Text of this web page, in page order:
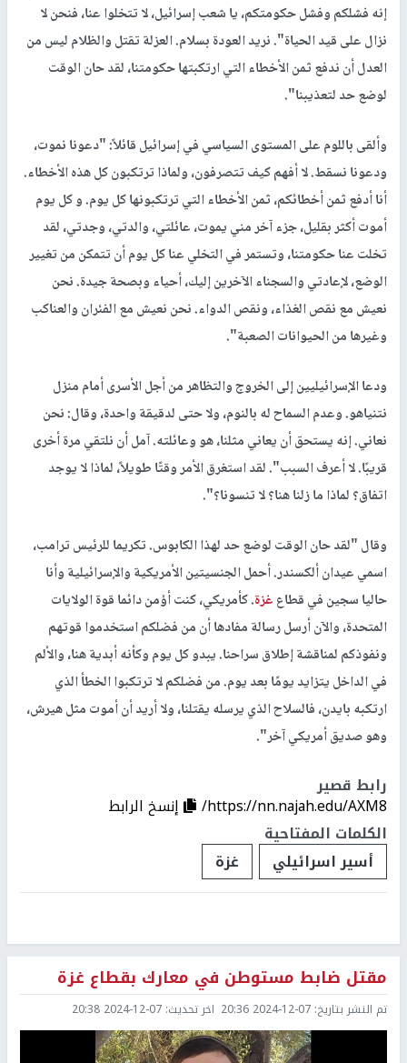
إنه فشلكم وفشل حكومتكم، يا شعب إسرائيل، لا تتخلوا عنا، فنحن لا
نزال على قيد الحياة". نريد العودة بسلام. العزلة تقتل والظلام ليس من
العدل أن ندفع ثمن الأخطاء التي ارتكبتها حكومتنا، لقد حان الوقت
لوضع حد لتعذيبنا".
وألقى باللوم على المستوى السياسي في إسرائيل قائلاً: "دعونا نموت،
ودعونا نسقط. لا أفهم كيف تتصرفون، ولماذا ترتكبون كل هذه الأخطاء.
أنا أدفع ثمن أخطائكم، ثمن الأخطاء التي ترتكبونها كل يوم. و كل يوم
أموت أكثر بقليل، جزء آخر مني يموت، عائلتي، والدتي، وجدتي، لقد
تخلت عنا حكومتنا، وتستمر في التخلي عنا كل يوم أن تتمكن من تغيير
الوضع، لإعادتي والسجناء الآخرين إليك، أحياء وبصحة جيدة. نحن
نعيش مع نقص الغذاء، ونقص الدواء. نحن نعيش مع الفئران والعناكب
وغيرها من الحيوانات الصعبة".
ودعا الإسرائيليين إلى الخروج والتظاهر من أجل الأسرى أمام منزل
نتنياهو. وعدم السماح له بالنوم، ولا حتى لدقيقة واحدة، وقال: نحن
نعاني. إنه يستحق أن يعاني مثلنا، هو وعائلته. آمل أن نلتقي مرة أخرى
قريبًا. لا أعرف السبب". لقد استغرق الأمر وقتًا طويلاً، لماذا لا يوجد
اتفاق؟ لماذا ما زلنا هنا؟ لا تنسونا؟".
وقال "لقد حان الوقت لوضع حد لهذا الكابوس. تكريما للرئيس ترامب،
اسمي عيدان ألكسندر. أحمل الجنسيتين الأمريكية والإسرائيلية وأنا
حاليا سجين في قطاعغزة. كأمريكي، كنت أؤمن دائما قوة الولايات
المتحدة، والآن أرسل رسالة مفادها أن من فضلكم استخدموا قوتهم
ونفوذكم لمناقشة إطلاق سراحنا. يبدو كل يوم وكأنه أبدية هنا، والألم
في الداخل يتزايد يومًا بعد يوم. من فضلكم لا ترتكبوا الخطأ الذي
ارتكبه بايدن، فالسلاح الذي يرسله يقتلنا، ولا أريد أن أموت مثل هيرش،
وهو صديق أمريكي آخر".
رابط قصير
https://nn.najah.edu/AXM8/
إنسخ الرابط
الكلمات المفتاحية
أسير اسرائيلي
غزة
مقتل ضابط مستوطن في معارك بقطاع غزة
تم النشر بتاريخ: 2024-12-07 20:36 اخر تحديث: 2024-12-07 20:38